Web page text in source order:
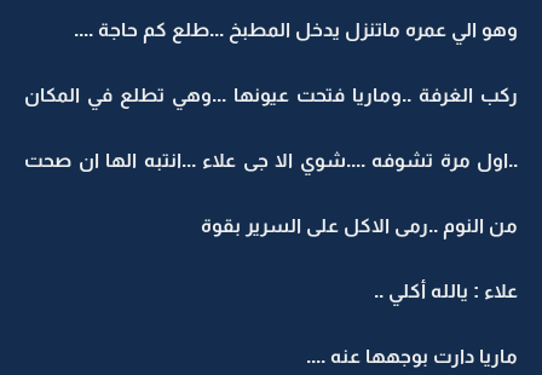
وهو الي عمره ماتنزل يدخل المطبخ ...طلع كم حاجة ....
ركب الغرفة ..وماريا فتحت عيونها ...وهي تطلع في المكان
..اول مرة تشوفه ....شوي الا جى علاء ...انتبه الها ان صحت
من النوم ..رمى الاكل على السرير بقوة
علاء : يالله أكلي ..
ماريا دارت بوجهها عنه ....